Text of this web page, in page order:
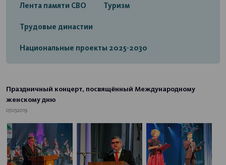
Лента памяти СВО Туризм
Трудовые династии
Национальные проекты 2025-2030
Праздничный концерт, посвящённый Международному
женскому дню
07.03.2019